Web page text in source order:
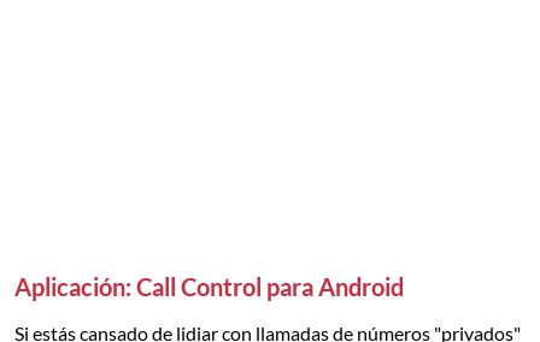
Aplicación: Call Control para Android
Si estás cansado de lidiar con llamadas de números "privados"